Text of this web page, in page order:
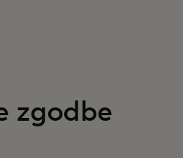
zgodbe